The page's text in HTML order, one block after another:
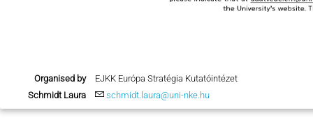
Organised by
EJKK Európa Stratégia Kutatóintézet
Schmidt Laura
schmidt.laura@uni-nke.hu